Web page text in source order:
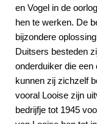
en Vogel in de
hen te werken. De
bijzondere
Duitsers besteden
onderduiker die een
kunnen zij zichzelf
vooral Looise zijn
bedrijfje tot 1945